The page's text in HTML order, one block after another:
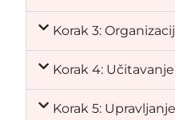
Korak 3:
Korak 4:
Korak 5: